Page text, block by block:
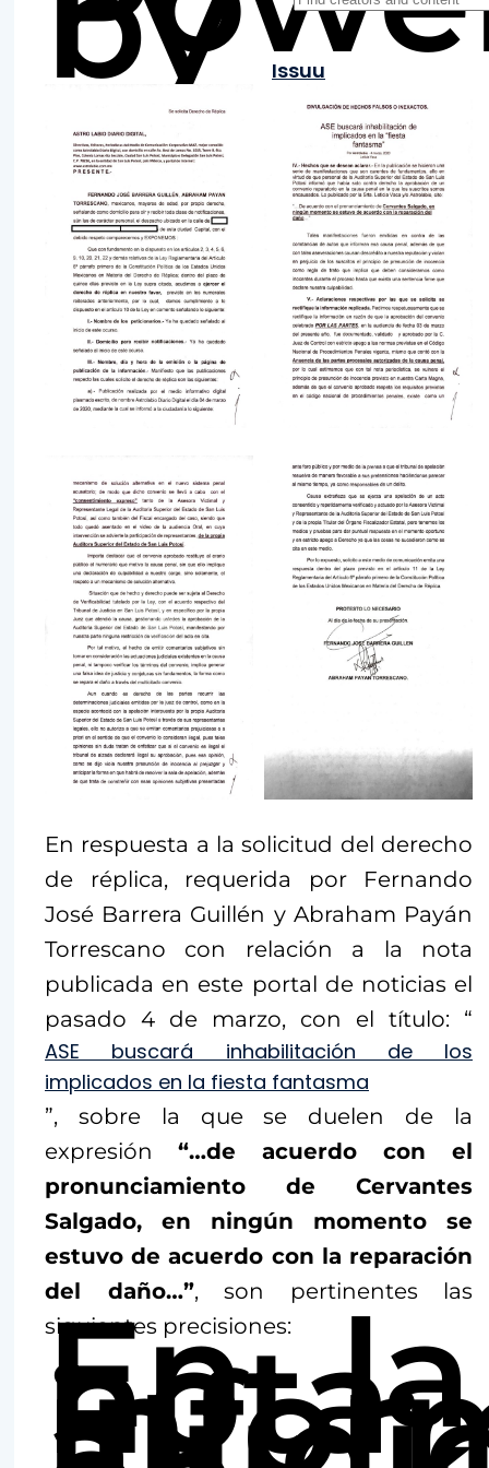
Issuu
En respuesta a la solicitud del derecho
de réplica, requerida por Fernando
José Barrera Guillén y Abraham Payán
Torrescano con relación a la nota
publicada en este portal de noticias el
pasado 4 de marzo, con el título: “
ASE buscará inhabilitación de los
implicados en la fiesta fantasma
”, sobre la que se duelen de la
expresión “…de acuerdo con el
pronunciamiento de Cervantes
Salgado, en ningún momento se
estuvo de acuerdo con la reparación
del daño…”, son pertinentes las
siguientes precisiones:
En la
nota